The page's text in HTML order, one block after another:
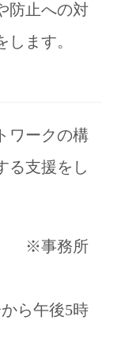
防止への対
ます。
ワークの構
る支援をし
※事務所
ら午後5時